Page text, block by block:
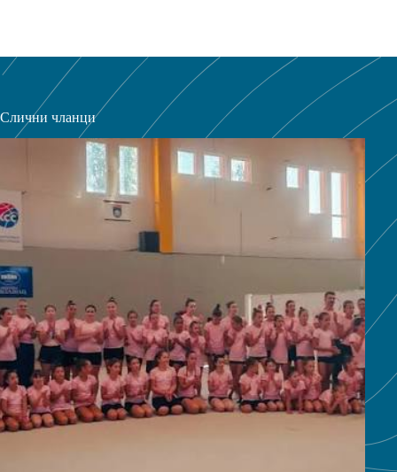
Слични чланци